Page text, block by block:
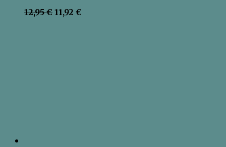
12,95€ Pôvodná
11,92 €